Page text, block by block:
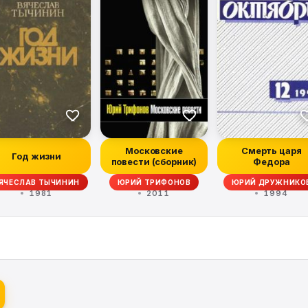
Год жизни
ТЫЧИНИН
1981
Московские
повести (сборник)
ЮРИЙ ТРИФОНОВ
2011
Смерть царя
Федора
ЮРИЙ
1994